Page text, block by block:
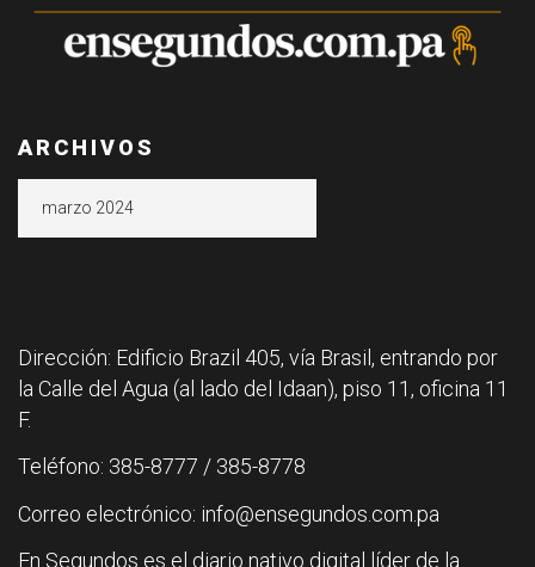
ARCHIVOS
Dirección: Edificio Brazil 405, vía Brasil, entrando por
la Calle del Agua (al lado del Idaan), piso 11, oficina 11
F.
Teléfono: 385-8777 / 385-8778
Correo electrónico: info@ensegundos.com.pa
En Segundos es el diario nativo digital líder de la